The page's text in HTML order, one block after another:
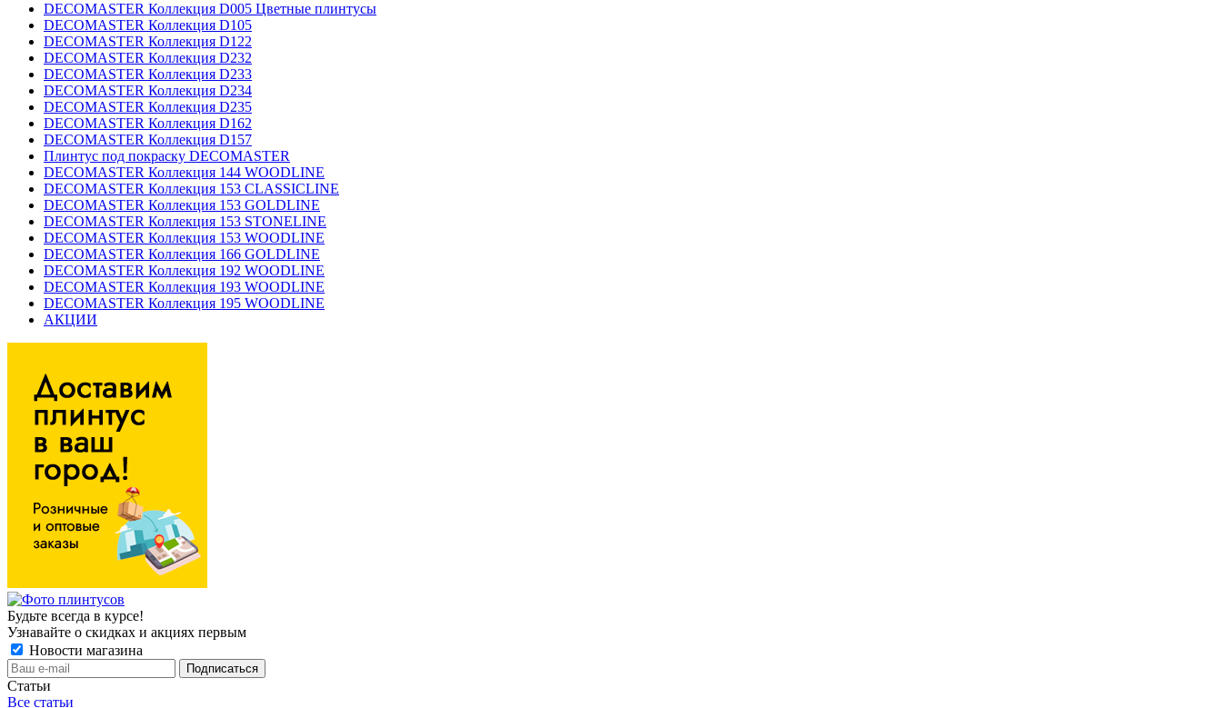
DECOMASTER Коллекция D005 Цветные плинтусы
DECOMASTER Коллекция D105
DECOMASTER Коллекция D122
DECOMASTER Коллекция D232
DECOMASTER Коллекция D233
DECOMASTER Коллекция D234
DECOMASTER Коллекция D235
DECOMASTER Коллекция D162
DECOMASTER Коллекция D157
Плинтус под покраску DECOMASTER
DECOMASTER Коллекция 144 WOODLINE
DECOMASTER Коллекция 153 CLASSICLINE
DECOMASTER Коллекция 153 GOLDLINE
DECOMASTER Коллекция 153 STONELINE
DECOMASTER Коллекция 153 WOODLINE
DECOMASTER Коллекция 166 GOLDLINE
DECOMASTER Коллекция 192 WOODLINE
DECOMASTER Коллекция 193 WOODLINE
DECOMASTER Коллекция 195 WOODLINE
АКЦИИ
Будьте всегда в курсе!
Узнавайте о скидках и акциях первым
Новости магазина
Статьи
Все статьи